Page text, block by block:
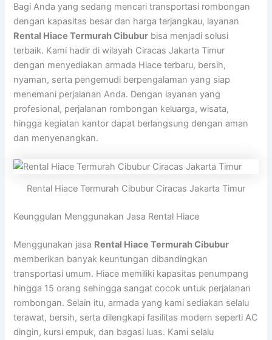
Bagi Anda yang sedang mencari transportasi rombongan
dengan kapasitas besar dan harga terjangkau, layanan
Rental Hiace Termurah Cibubur bisa menjadi solusi
terbaik. Kami hadir di wilayah Ciracas Jakarta Timur
dengan menyediakan armada Hiace terbaru, bersih,
nyaman, serta pengemudi berpengalaman yang siap
menemani perjalanan Anda. Dengan layanan yang
profesional, perjalanan rombongan keluarga, wisata,
hingga kegiatan kantor dapat berlangsung dengan aman
dan menyenangkan.
Rental Hiace Termurah Cibubur Ciracas Jakarta Timur
Keunggulan Menggunakan Jasa Rental Hiace
Menggunakan jasa Rental Hiace Termurah Cibubur
memberikan banyak keuntungan dibandingkan
transportasi umum. Hiace memiliki kapasitas penumpang
hingga 15 orang sehingga sangat cocok untuk perjalanan
rombongan. Selain itu, armada yang kami sediakan selalu
terawat, bersih, serta dilengkapi fasilitas modern seperti AC
dingin, kursi empuk, dan bagasi luas. Kami selalu